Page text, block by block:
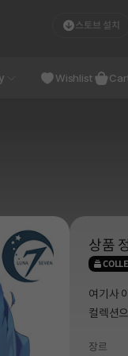
스토브 설치
Studio
Wishlist
상품
여기사
컬렉션
장르